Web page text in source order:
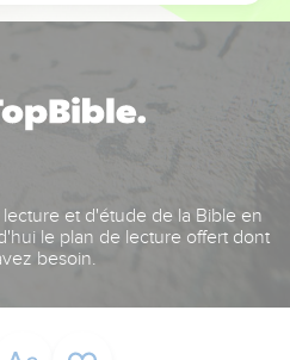
et d'étude de la Bible en
le plan de lecture offert dont
besoin.